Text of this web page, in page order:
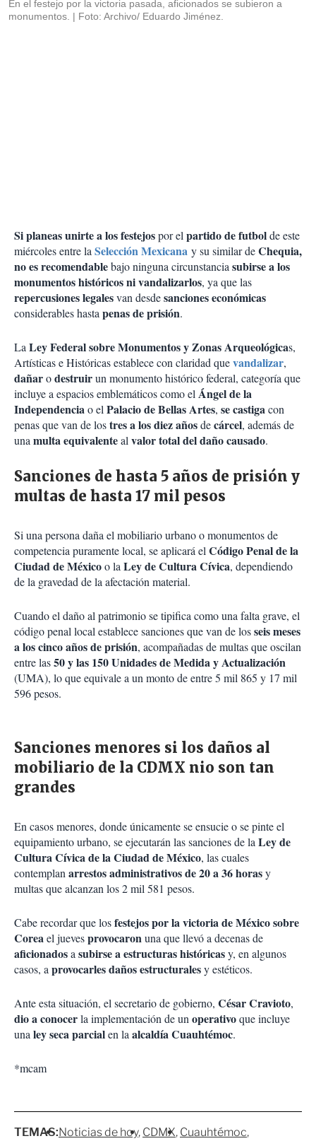
En el festejo por la victoria pasada, aficionados se subieron a
monumentos.
Foto: Archivo/ Eduardo Jiménez.
Si planeas unirte a los festejospor elpartido de futbolde este
miércoles entre laSelección Mexicana y su similar deChequia,
no es recomendablebajo ninguna circunstanciasubirse a los
monumentos históricosni vandalizarlos, ya que las
repercusiones legalesvan desdesanciones económicas
considerables hastapenas de prisión.
LaLey Federal sobre Monumentos y Zonas Arqueológicas,
Artísticas e Históricas establece con claridad quevandalizar,
dañarodestruirun monumento histórico federal, categoría que
incluye a espacios emblemáticos como elÁngel de la
Independenciao elPalacio de Bellas Artes, se castigacon
penas que van de lostres a los diez añosdecárcel, además de
unamulta equivalentealvalor total del daño causado.
Sanciones de hasta 5 años de prisión y
multas de hasta 17 mil pesos
Si una persona daña el mobiliario urbano o monumentos de
competencia puramente local, se aplicará elCódigo Penal de la
Ciudad de Méxicoo laLey de Cultura Cívica, dependiendo
de la gravedad de la afectación material.
Cuando el daño al patrimonio se tipifica como una falta grave, el
código penal local establece sanciones que van de losseis meses
a los cinco años de prisión, acompañadas de multas que oscilan
entre las50 y las 150 Unidades de Medida y Actualización
(UMA), lo que equivale a un monto de entre 5 mil 865 y 17 mil
596 pesos.
Sanciones menores si los daños al
mobiliario de la CDMX nio son tan
grandes
En casos menores, donde únicamente se ensucie o se pinte el
equipamiento urbano, se ejecutarán las sanciones de laLey de
Cultura Cívica de la Ciudad de México, las cuales
contemplanarrestos administrativos de 20 a 36 horasy
multas que alcanzan los 2 mil 581 pesos.
Cabe recordar que losfestejos por la victoria de México sobre
Coreael juevesprovocaronuna que llevó a decenas de
aficionadosasubirse a estructuras históricasy, en algunos
casos, aprovocarles daños estructuralesy estéticos.
Ante esta situación, el secretario de gobierno, César Cravioto,
dio a conocerla implementación de unoperativoque incluye
unaley seca parcialen laalcaldía Cuauhtémoc.
*mcam
TEMAS:Noticias de hoy CDMX Cuauhtémoc